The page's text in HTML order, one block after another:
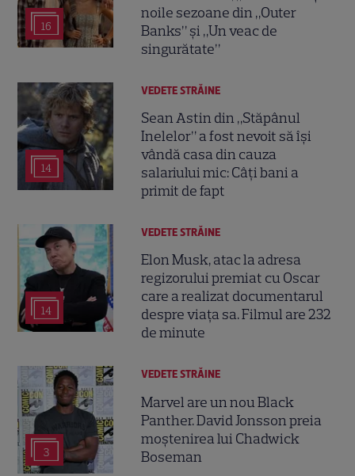
16
noile sezoane din „Outer
Banks” și „Un veac de
singurătate”
14
VEDETE STRĂINE
Sean Astin din „Stăpânul
Inelelor” a fost nevoit să își
vândă casa din cauza
salariului mic: Câți bani a
primit de fapt
14
VEDETE STRĂINE
Elon Musk, atac la adresa
regizorului premiat cu Oscar
care a realizat documentarul
despre viața sa. Filmul are 232
de minute
3
VEDETE STRĂINE
Marvel are un nou Black
Panther. David Jonsson preia
moștenirea lui Chadwick
Boseman